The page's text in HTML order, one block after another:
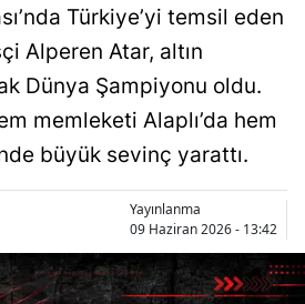
Türkiye’yi temsil eden
Alperen Atar, altın
Dünya Şampiyonu oldu.
memleketi Alaplı’da hem
büyük sevinç yarattı.
Yayınlanma
09 Haziran 2026 - 13:42